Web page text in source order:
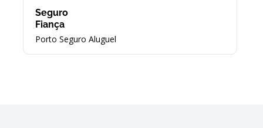
Seguro
Fiança
Porto Seguro Aluguel